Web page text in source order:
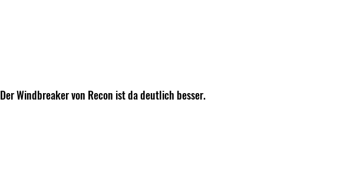
Der Windbreaker von Recon ist da deutlich besser.